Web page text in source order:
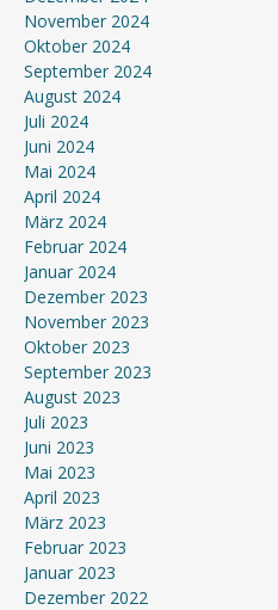
November 2024
Oktober 2024
September 2024
August 2024
Juli 2024
Juni 2024
Mai 2024
April 2024
März 2024
Februar 2024
Januar 2024
Dezember 2023
November 2023
Oktober 2023
September 2023
August 2023
Juli 2023
Juni 2023
Mai 2023
April 2023
März 2023
Februar 2023
Januar 2023
Dezember 2022